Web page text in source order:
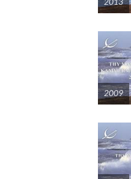
2009